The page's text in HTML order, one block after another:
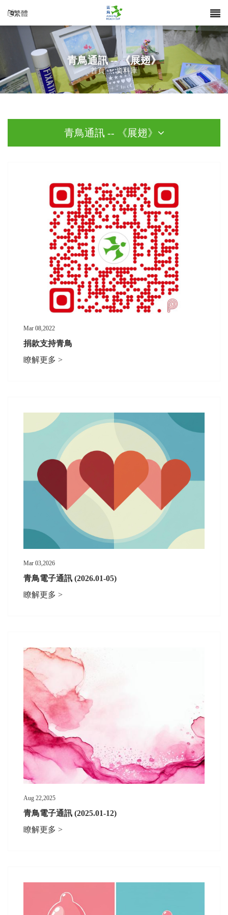
繁體
青鳥通訊 -- 《展翅》
首頁 > 資料庫
青鳥通訊 -- 《展翅》
Mar 08,2022
捐款支持青鳥
瞭解更多 >
Mar 03,2026
青鳥電子通訊 (2026.01-05)
瞭解更多 >
Aug 22,2025
青鳥電子通訊 (2025.01-12)
瞭解更多 >